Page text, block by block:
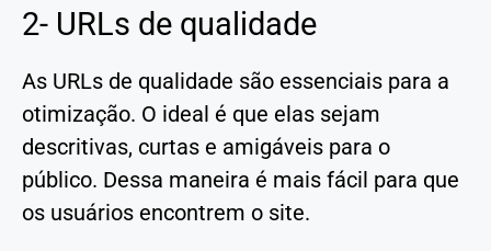
2- URLs de qualidade
As URLs de qualidade são essenciais para a
otimização. O ideal é que elas sejam
descritivas, curtas e amigáveis para o
público. Dessa maneira é mais fácil para que
os usuários encontrem o site.